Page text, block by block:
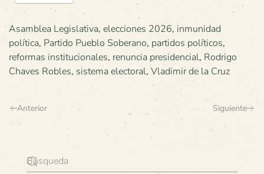
Asamblea Legislativa, elecciones 2026, inmunidad
política, Partido Pueblo Soberano, partidos políticos,
reformas institucionales, renuncia presidencial, Rodrigo
Chaves Robles, sistema electoral, Vladimir de la Cruz
Anterior Siguiente